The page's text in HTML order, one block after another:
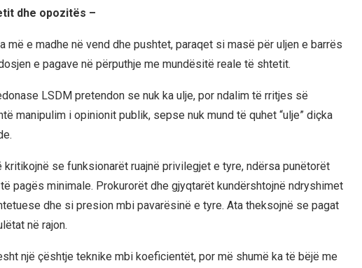
dhe opozitës –
më e madhe në vend dhe pushtet, paraqet si masë për uljen e barrës
e pagave në përputhje me mundësitë reale të shtetit.
LSDM pretendon se nuk ka ulje, por ndalim të rritjes së
manipulim i opinionit publik, sepse nuk mund të quhet “ulje” diçka
kritikojnë se funksionarët ruajnë privilegjet e tyre, ndërsa punëtorët
pagës minimale. Prokurorët dhe gjyqtarët kundërshtojnë ndryshimet
dhe si presion mbi pavarësinë e tyre. Ata theksojnë se pagat
në rajon.
një çështje teknike mbi koeficientët, por më shumë ka të bëjë me